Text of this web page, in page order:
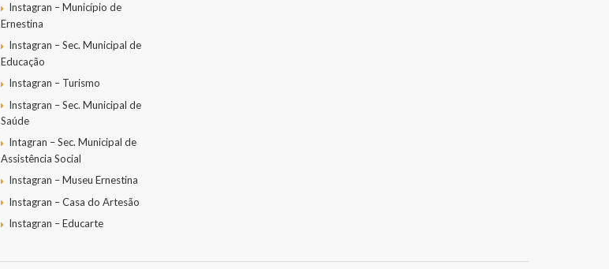
Instagran – Município de
Ernestina
Instagran – Sec. Municipal de
Educação
Instagran – Turismo
Instagran – Sec. Municipal de
Saúde
Intagran – Sec. Municipal de
Assistência Social
Instagran – Museu Ernestina
Instagran – Casa do Artesão
Instagran – Educarte